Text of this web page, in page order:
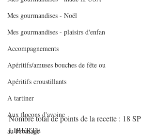
Mes gourmandises - Noël
Mes gourmandises - plaisirs d'enfan
Accompagnements
Apéritifs/amuses bouches de fête ou
Apéritifs croustillants
A tartiner
Aux flocons d'avoine
au Fromage
Nombre total de points de la recette : 18 SP
LIBERTE